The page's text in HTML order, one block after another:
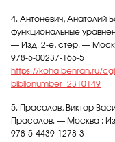
4. Антоневич, Анатолий
функциональные
— Изд. 2-е, стер. —
978-5-00237-165-5
https://koha.benran.ru/
biblionumber=2310149
5. Прасолов, Виктор
Прасолов. — Москва :
978-5-4439-1278-3